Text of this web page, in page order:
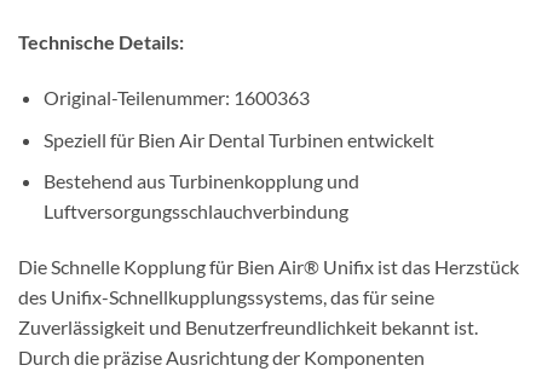
Technische Details:
Original-Teilenummer: 1600363
Speziell für Bien Air Dental Turbinen entwickelt
Bestehend aus Turbinenkopplung und
Luftversorgungsschlauchverbindung
Die Schnelle Kopplung für Bien Air® Unifix ist das Herzstück
des Unifix-Schnellkupplungssystems, das für seine
Zuverlässigkeit und Benutzerfreundlichkeit bekannt ist.
Durch die präzise Ausrichtung der Komponenten